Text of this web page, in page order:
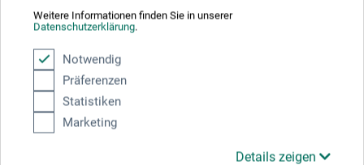
Weitere Informationen finden Sie in unserer
Datenschutzerklärung.
Notwendig
Präferenzen
Statistiken
Marketing
Details zeigen
Street Art International
39,00 EUR